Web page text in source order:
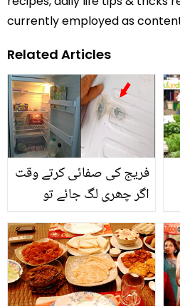
currently employed as
Related Articles
فریج کی صفائی کرتے وقت
اگر چھری لگ جائے تو
کیسے ٹھیک کریں؟ جانیں
وہ طریقہ جو فریج والے
بھی استعمال کرتے ہیں؟